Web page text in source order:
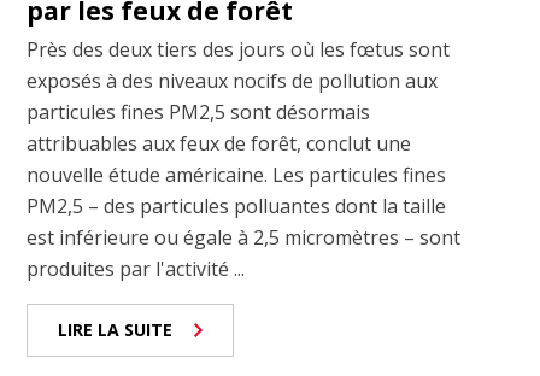
par les feux de forêt
Près des deux tiers des jours où les fœtus sont
exposés à des niveaux nocifs de pollution aux
particules fines PM2,5 sont désormais
attribuables aux feux de forêt, conclut une
nouvelle étude américaine. Les particules fines
PM2,5 – des particules polluantes dont la taille
est inférieure ou égale à 2,5 micromètres – sont
produites par l'activité ...
LIRE LA SUITE